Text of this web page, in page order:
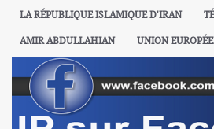
LA RÉPUBLIQUE ISLAMIQUE D'IRAN
AMIR ABDULLAHIAN
UNION